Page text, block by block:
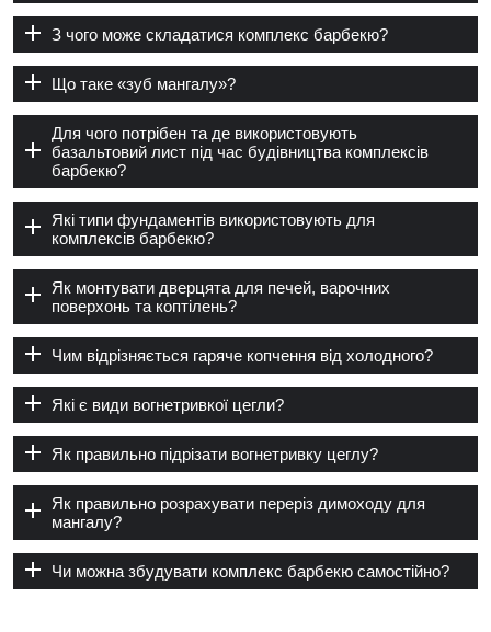
З чого може складатися комплекс барбекю?
Що таке «зуб мангалу»?
Для чого потрібен та де використовують
базальтовий лист під час будівництва комплексів
барбекю?
Які типи фундаментів використовують для
комплексів барбекю?
Як монтувати дверцята для печей, варочних
поверхонь та коптілень?
Чим відрізняється гаряче копчення від холодного?
Які є види вогнетривкої цегли?
Як правильно підрізати вогнетривку цеглу?
Як правильно розрахувати переріз димоходу для
мангалу?
Чи можна збудувати комплекс барбекю самостійно?